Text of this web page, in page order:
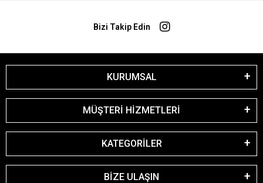
Bizi Takip Edin
KURUMSAL
MÜŞTERİ HİZMETLERİ
KATEGORİLER
BİZE ULAŞIN